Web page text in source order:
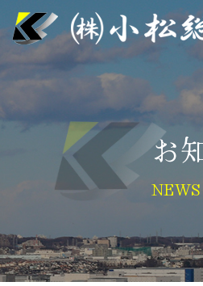
お
NEWS